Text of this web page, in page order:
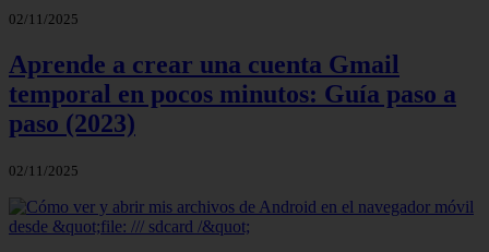
02/11/2025
Aprende a crear una cuenta Gmail
temporal en pocos minutos: Guía paso a
paso (2023)
02/11/2025